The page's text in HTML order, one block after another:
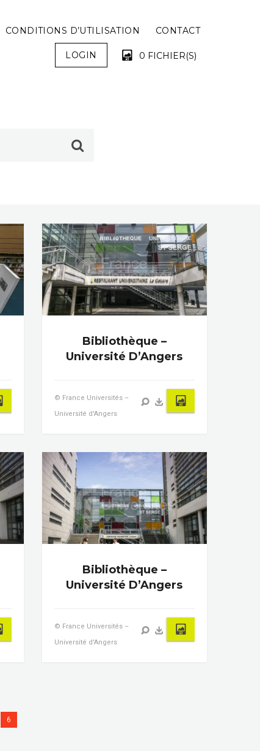
CONDITIONS D’UTILISATION CONTACT
LOGIN 0 FICHIER(S)
Bibliothèque –
Université D’Angers
© France Universités –
Université d'Angers
Bibliothèque –
Université D’Angers
© France Universités –
Université d'Angers
6